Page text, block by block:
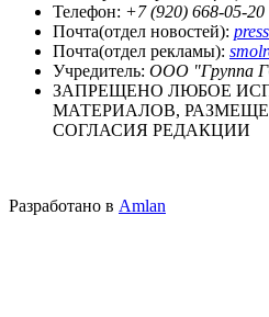
Телефон: +7 (920) 668-05-20
Почта(отдел новостей):
Почта(отдел рекламы):
Учредитель: ООО "Группа
ЗАПРЕЩЕНО ЛЮБОЕ
МАТЕРИАЛОВ,
СОГЛАСИЯ РЕДАКЦИИ
Разработано в Amlan